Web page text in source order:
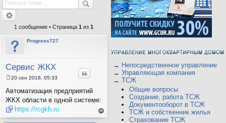
1 сообщение • Страница 1 из 1
Progress727
Сервис ЖКХ
Цитата
о
б
щ
е
н
20 сен 2018, 05:33
Автоматизация предприятий
ЖКХ области в одной системе:
https://rcgkh.ru
→ Непосредственное управление
→ Управляющая компания
→ ТСЖ
Общие вопросы
Создание, работа ТСЖ
Документооборот в ТСЖ
ТСЖ и собственник жилья
Страхование ТСЖ